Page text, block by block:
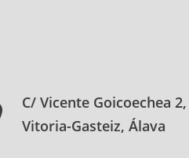
C/ Vicente Goicoechea
Vitoria-Gasteiz, Álava